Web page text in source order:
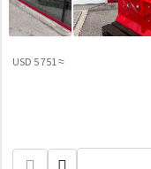
≈ 5 751 USD